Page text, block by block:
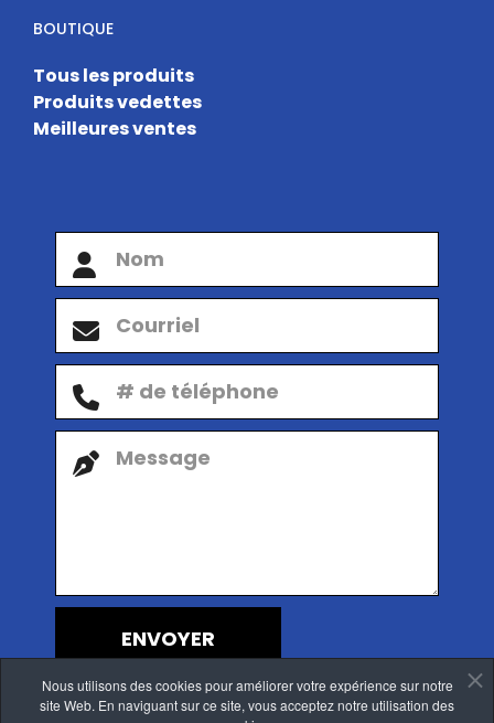
BOUTIQUE
Tous les produits
Produits vedettes
Meilleures ventes
ENVOYER
Nous utilisons des cookies pour améliorer votre expérience sur notre
site Web. En naviguant sur ce site, vous acceptez notre utilisation des